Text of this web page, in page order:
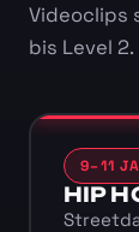
Videoclips
bis Level 2.
9–11
HIP